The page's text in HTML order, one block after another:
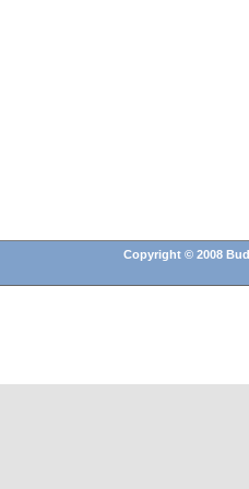
Copyright © 2008